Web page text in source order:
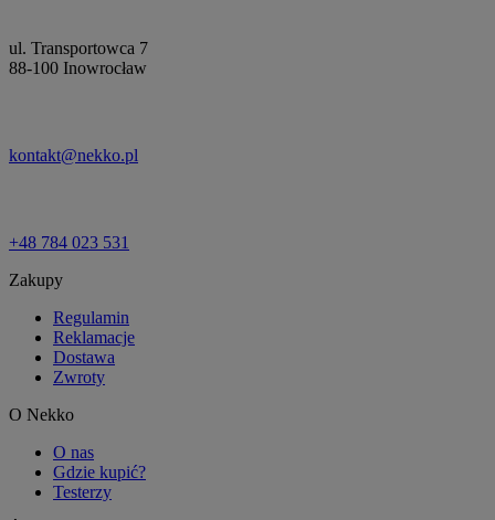
ul. Transportowca 7
88-100 Inowrocław
kontakt@nekko.pl
+48 784 023 531
Zakupy
Regulamin
Reklamacje
Dostawa
Zwroty
O Nekko
O nas
Gdzie kupić?
Testerzy